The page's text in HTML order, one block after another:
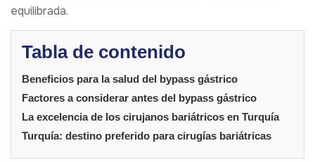
equilibrada.
Tabla de contenido
Beneficios para la salud del bypass gástrico
Factores a considerar antes del bypass gástrico
La excelencia de los cirujanos bariátricos en Turquía
Turquía: destino preferido para cirugías bariátricas